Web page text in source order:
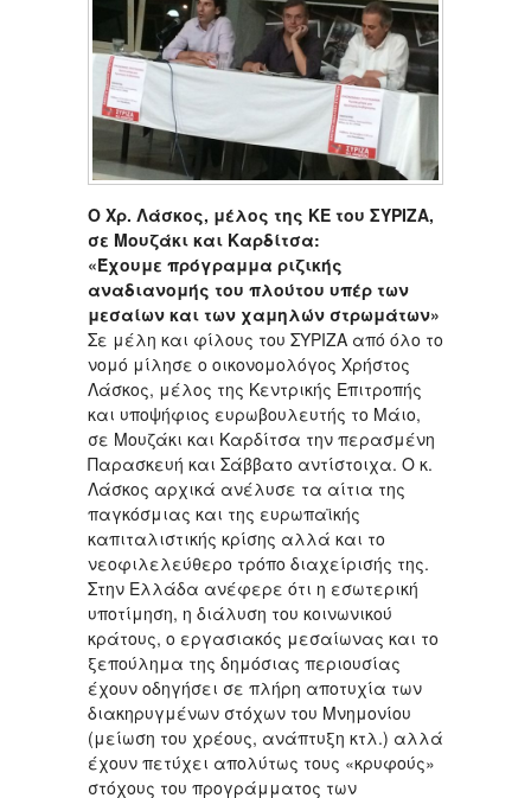
Ο Xρ. Λάσκος, μέλος της ΚΕ του ΣΥΡΙΖΑ,
σε Μουζάκι και Καρδίτσα:
«Έχουμε πρόγραμμα ριζικής
αναδιανομής του πλούτου υπέρ των
μεσαίων και των χαμηλών στρωμάτων»
Σε μέλη και φίλους του ΣΥΡΙΖΑ από όλο το
νομό μίλησε ο οικονομολόγος Χρήστος
Λάσκος, μέλος της Κεντρικής Επιτροπής
και υποψήφιος ευρωβουλευτής το Μάιο,
σε Μουζάκι και Καρδίτσα την περασμένη
Παρασκευή και Σάββατο αντίστοιχα. Ο κ.
Λάσκος αρχικά ανέλυσε τα αίτια της
παγκόσμιας και της ευρωπαϊκής
καπιταλιστικής κρίσης αλλά και το
νεοφιλελεύθερο τρόπο διαχείρισής της.
Στην Ελλάδα ανέφερε ότι η εσωτερική
υποτίμηση, η διάλυση του κοινωνικού
κράτους, ο εργασιακός μεσαίωνας και το
ξεπούλημα της δημόσιας περιουσίας
έχουν οδηγήσει σε πλήρη αποτυχία των
διακηρυγμένων στόχων του Μνημονίου
(μείωση του χρέους, ανάπτυξη κτλ.) αλλά
έχουν πετύχει απολύτως τους «κρυφούς»
στόχους του προγράμματος των